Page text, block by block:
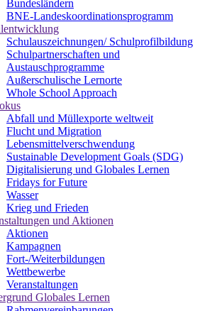
Bundesländern
BNE-Landeskoordinationsprogramm
Schulauszeichnungen/ Schulprofilbildung
Schulpartnerschaften und
Austauschprogramme
Außerschulische Lernorte
Whole School Approach
Abfall und Müllexporte weltweit
Flucht und Migration
Lebensmittelverschwendung
Sustainable Development Goals (SDG)
Digitalisierung und Globales Lernen
Fridays for Future
Wasser
Krieg und Frieden
und Aktionen
Aktionen
Kampagnen
Fort-/Weiterbildungen
Wettbewerbe
Veranstaltungen
Globales Lernen